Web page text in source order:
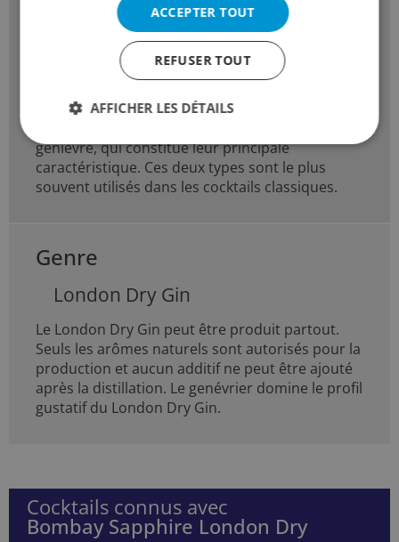
Spiritueux-Type
Dry Gins
classiques parmi les types de gin. Ils se
genièvre, qui constitue leur principale
caractéristique. Ces deux types sont le plus
souvent utilisés dans les cocktails classiques.
Genre
London Dry Gin
Le London Dry Gin peut être produit partout.
Seuls les arômes naturels sont autorisés pour la
production et aucun additif ne peut être ajouté
après la distillation. Le genévrier domine le profil
gustatif du London Dry Gin.
Cocktails connus avec
Bombay Sapphire London Dry
ACCEPTER TOUT
REFUSER TOUT
AFFICHER LES DÉTAILS